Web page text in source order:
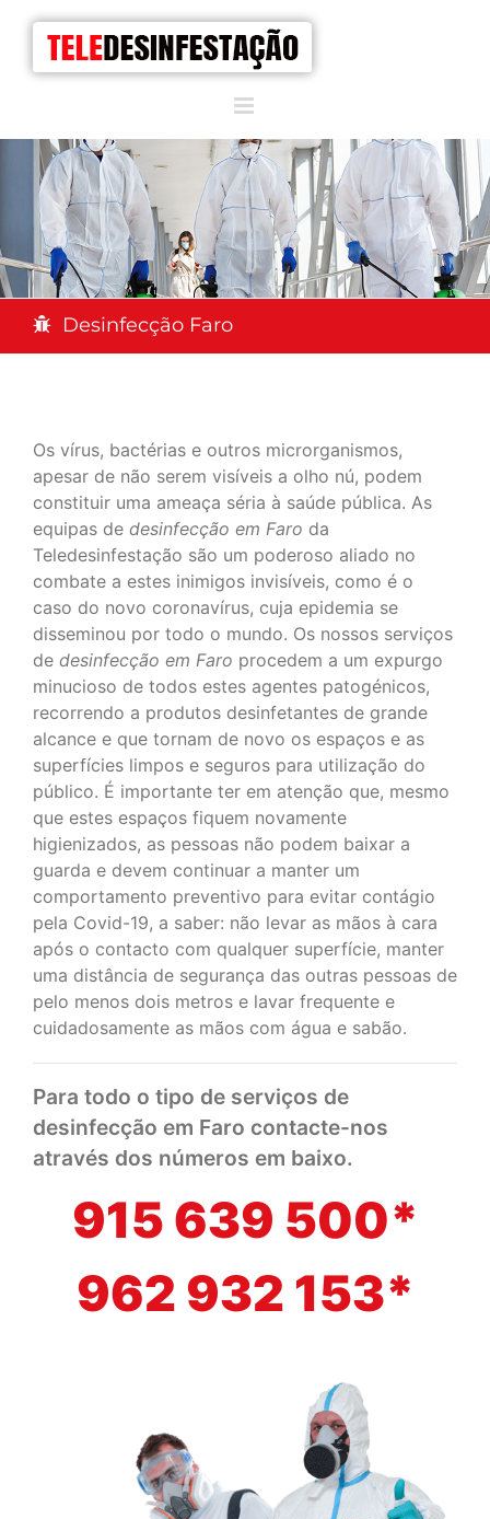
Desinfecção Faro
Os vírus, bactérias e outros microrganismos,
apesar de não serem visíveis a olho nú, podem
constituir uma ameaça séria à saúde pública. As
equipas de desinfecção em Faro da
Teledesinfestação são um poderoso aliado no
combate a estes inimigos invisíveis, como é o
caso do novo coronavírus, cuja epidemia se
disseminou por todo o mundo. Os nossos serviços
de desinfecção em Faro procedem a um expurgo
minucioso de todos estes agentes patogénicos,
recorrendo a produtos desinfetantes de grande
alcance e que tornam de novo os espaços e as
superfícies limpos e seguros para utilização do
público. É importante ter em atenção que, mesmo
que estes espaços fiquem novamente
higienizados, as pessoas não podem baixar a
guarda e devem continuar a manter um
comportamento preventivo para evitar contágio
pela Covid-19, a saber: não levar as mãos à cara
após o contacto com qualquer superfície, manter
uma distância de segurança das outras pessoas de
pelo menos dois metros e lavar frequente e
cuidadosamente as mãos com água e sabão.
Para todo o tipo de serviços de
desinfecção em Faro contacte-nos
através dos números em baixo.
915 639 500*
962 932 153*